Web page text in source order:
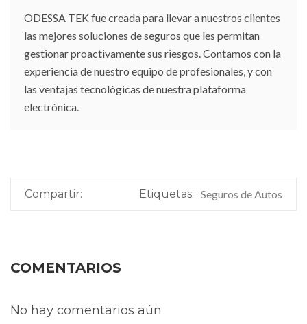
ODESSA TEK fue creada para llevar a nuestros clientes
las mejores soluciones de seguros que les permitan
gestionar proactivamente sus riesgos. Contamos con la
experiencia de nuestro equipo de profesionales, y con
las ventajas tecnológicas de nuestra plataforma
electrónica.
Compartir: Etiquetas: Seguros de Autos
COMENTARIOS
No hay comentarios aún